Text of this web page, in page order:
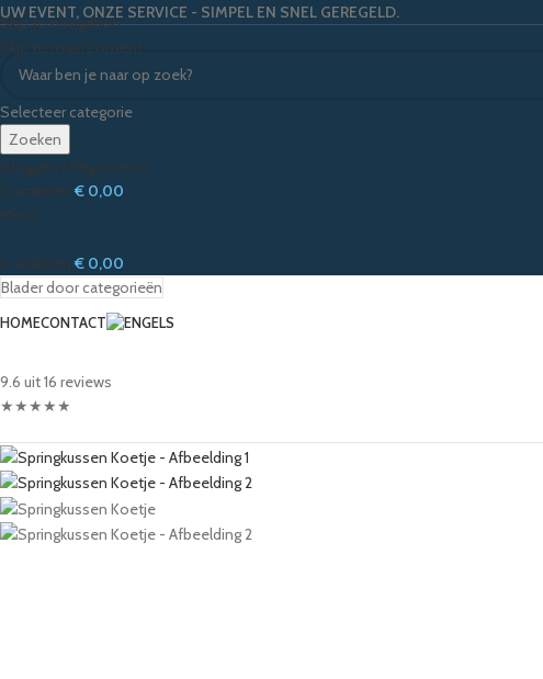
Skip to navigation
Skip to main content
UW EVENT, ONZE SERVICE - SIMPEL EN SNEL GEREGELD.
Selecteer categorie
Zoeken
Inloggen / Registreren
0 artikelen € 0,00
Menu
0 artikelen € 0,00
Blader door categorieën
HOMECONTACT
9.6 uit 16 reviews
★★★★★